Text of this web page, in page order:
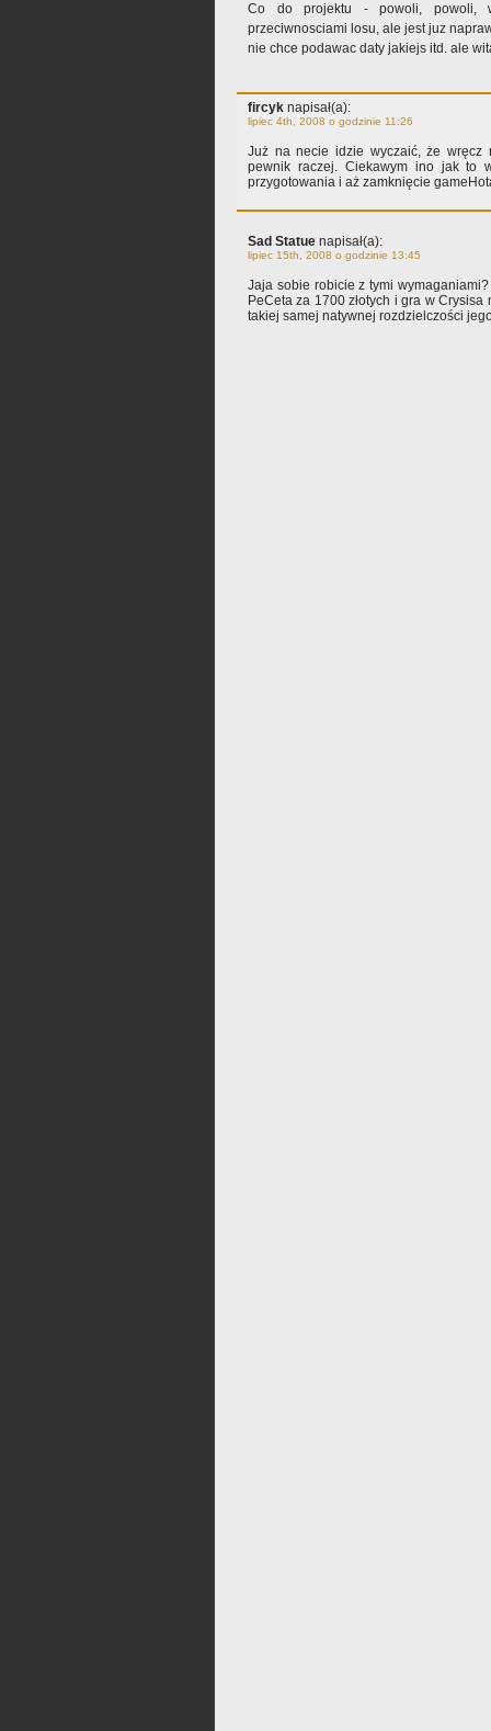
Co do projektu - powoli, powoli,
przeciwnosciami losu, ale jest juz
nie chce podawac daty jakiejs itd. ale
fircyk napisał(a):
lipiec 4th, 2008 o godzinie 11:26
Już na necie idzie wyczaić, że wręcz
pewnik raczej. Ciekawym ino jak to
przygotowania i aż zamknięcie
Sad Statue napisał(a):
lipiec 15th, 2008 o godzinie 13:45
Jaja sobie robicie z tymi
PeCeta za 1700 złotych i gra w
takiej samej natywnej rozdzielczości